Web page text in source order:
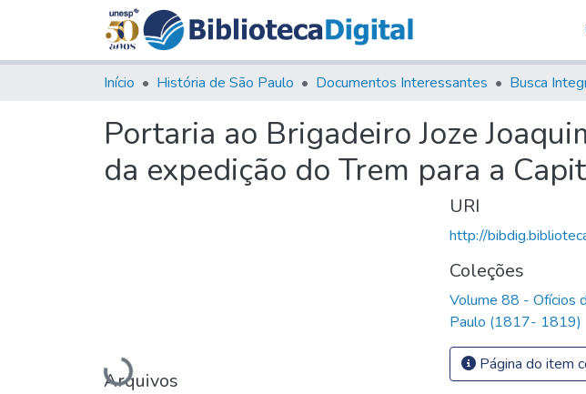
Início História de São Paulo Documentos Interessantes Busca
Portaria ao Brigadeiro Joze
da expedição do Trem para a
Carregando...
Arquivos
URI
http://
Coleções
Volume 88 - Ofícios
Paulo (1817- 1819)
Página do item